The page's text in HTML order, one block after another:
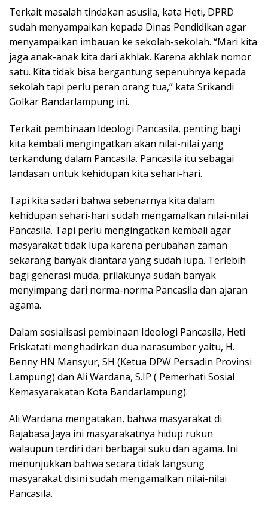
Terkait masalah tindakan asusila, kata Heti, DPRD
sudah menyampaikan kepada Dinas Pendidikan agar
menyampaikan imbauan ke sekolah-sekolah. “Mari kita
jaga anak-anak kita dari akhlak. Karena akhlak nomor
satu. Kita tidak bisa bergantung sepenuhnya kepada
sekolah tapi perlu peran orang tua,” kata Srikandi
Golkar Bandarlampung ini.
Terkait pembinaan Ideologi Pancasila, penting bagi
kita kembali mengingatkan akan nilai-nilai yang
terkandung dalam Pancasila. Pancasila itu sebagai
landasan untuk kehidupan kita sehari-hari.
Tapi kita sadari bahwa sebenarnya kita dalam
kehidupan sehari-hari sudah mengamalkan nilai-nilai
Pancasila. Tapi perlu mengingatkan kembali agar
masyarakat tidak lupa karena perubahan zaman
sekarang banyak diantara yang sudah lupa. Terlebih
bagi generasi muda, prilakunya sudah banyak
menyimpang dari norma-norma Pancasila dan ajaran
agama.
Dalam sosialisasi pembinaan Ideologi Pancasila, Heti
Friskatati menghadirkan dua narasumber yaitu, H.
Benny HN Mansyur, SH (Ketua DPW Persadin Provinsi
Lampung) dan Ali Wardana, S.IP ( Pemerhati Sosial
Kemasyarakatan Kota Bandarlampung).
Ali Wardana mengatakan, bahwa masyarakat di
Rajabasa Jaya ini masyarakatnya hidup rukun
walaupun terdiri dari berbagai suku dan agama. Ini
menunjukkan bahwa secara tidak langsung
masyarakat disini sudah mengamalkan nilai-nilai
Pancasila.